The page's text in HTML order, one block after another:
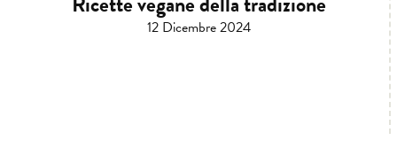
12 Dicembre 2024